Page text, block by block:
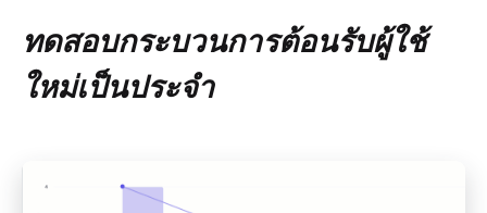
ทดสอบกระบวนการต้อนรับผู้ใช้
ใหม่เป็นประจำ